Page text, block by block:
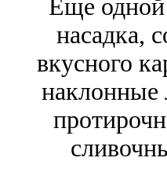
Еще одной
насадка,
вкусного
наклонные